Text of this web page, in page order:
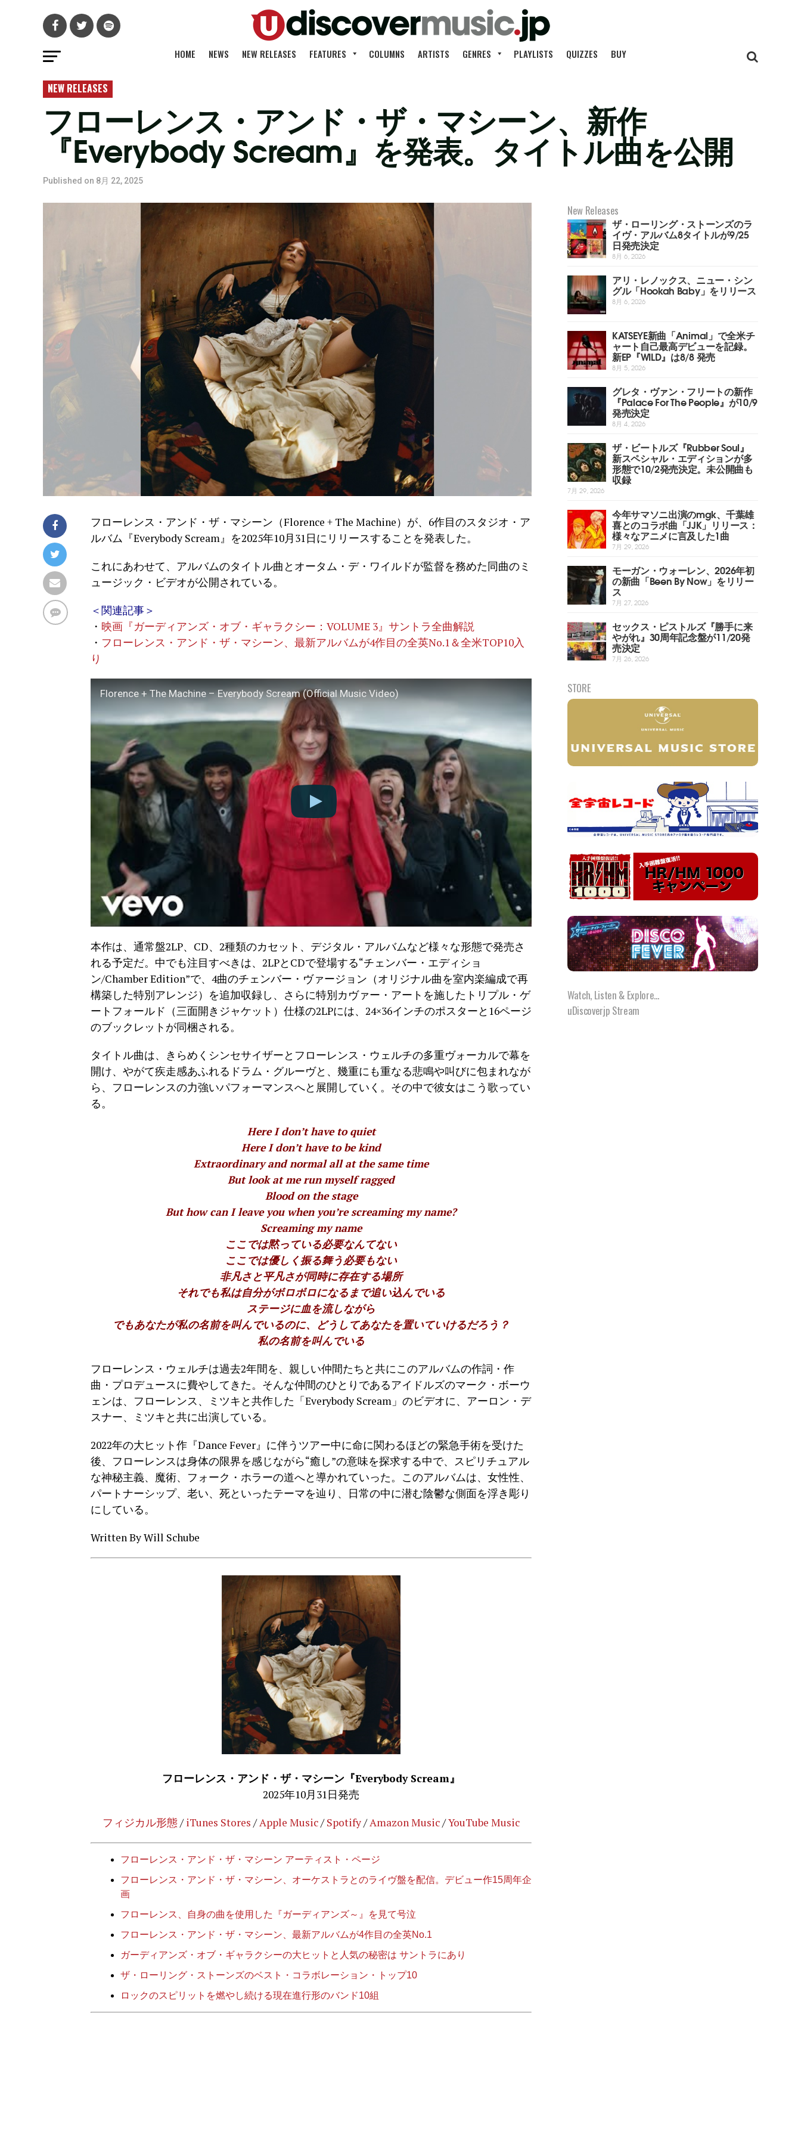
HOME NEWS NEW RELEASES FEATURES COLUMNS ARTISTS GENRES PLAYLISTS QUIZZES BUY
NEW RELEASES
フローレンス・アンド・ザ・マシーン、新作
『Everybody Scream』を発表。タイトル曲を公開
Published on 8月 22, 2025
フローレンス・アンド・ザ・マシーン（Florence + The Machine）が、6作目のスタジオ・ア
ルバム『Everybody Scream』を2025年10月31日にリリースすることを発表した。
これにあわせて、アルバムのタイトル曲とオータム・デ・ワイルドが監督を務めた同曲のミ
ュージック・ビデオが公開されている。
＜関連記事＞
・ 映画『ガーディアンズ・オブ・ギャラクシー：VOLUME 3』サントラ全曲解説
・ フローレンス・アンド・ザ・マシーン、最新アルバムが4作目の全英No.1＆全米TOP10入
り
Florence + The Machine – Everybody Scream (Official Music Video)
本作は、通常盤2LP、CD、2種類のカセット、デジタル・アルバムなど様々な形態で発売さ
れる予定だ。中でも注目すべきは、2LPとCDで登場する“チェンバー・エディショ
ン/Chamber Edition”で、4曲のチェンバー・ヴァージョン（オリジナル曲を室内楽編成で再
構築した特別アレンジ）を追加収録し、さらに特別カヴァー・アートを施したトリプル・ゲ
ートフォールド（三面開きジャケット）仕様の2LPには、24×36インチのポスターと16ページ
のブックレットが同梱される。
タイトル曲は、きらめくシンセサイザーとフローレンス・ウェルチの多重ヴォーカルで幕を
開け、やがて疾走感あふれるドラム・グルーヴと、幾重にも重なる悲鳴や叫びに包まれなが
ら、フローレンスの力強いパフォーマンスへと展開していく。その中で彼女はこう歌ってい
る。
Here I don’t have to quiet
Here I don’t have to be kind
Extraordinary and normal all at the same time
But look at me run myself ragged
Blood on the stage
But how can I leave you when you’re screaming my name?
Screaming my name
ここでは黙っている必要なんてない
ここでは優しく振る舞う必要もない
非凡さと平凡さが同時に存在する場所
それでも私は自分がボロボロになるまで追い込んでいる
ステージに血を流しながら
でもあなたが私の名前を叫んでいるのに、どうしてあなたを置いていけるだろう？
私の名前を叫んでいる
フローレンス・ウェルチは過去2年間を、親しい仲間たちと共にこのアルバムの作詞・作
曲・プロデュースに費やしてきた。そんな仲間のひとりであるアイドルズのマーク・ボーウ
ェンは、フローレンス、ミツキと共作した「Everybody Scream」のビデオに、アーロン・デ
スナー、ミツキと共に出演している。
2022年の大ヒット作『Dance Fever』に伴うツアー中に命に関わるほどの緊急手術を受けた
後、フローレンスは身体の限界を感じながら“癒し”の意味を探求する中で、スピリチュアル
な神秘主義、魔術、フォーク・ホラーの道へと導かれていった。このアルバムは、女性性、
パートナーシップ、老い、死といったテーマを辿り、日常の中に潜む陰鬱な側面を浮き彫り
にしている。
Written By Will Schube
フローレンス・アンド・ザ・マシーン『Everybody Scream』
2025年10月31日発売
フィジカル形態/iTunes Stores /Apple Music/Spotify/Amazon Music/YouTube Music
フローレンス・アンド・ザ・マシーン アーティスト・ページ
フローレンス・アンド・ザ・マシーン、オーケストラとのライヴ盤を配信。デビュー作15周年企
画
フローレンス、自身の曲を使用した『ガーディアンズ～』を見て号泣
フローレンス・アンド・ザ・マシーン、最新アルバムが4作目の全英No.1
ガーディアンズ・オブ・ギャラクシーの大ヒットと人気の秘密は サントラにあり
ザ・ローリング・ストーンズのベスト・コラボレーション・トップ10
ロックのスピリットを燃やし続ける現在進行形のバンド10組
New Releases
ザ・ローリング・ストーンズのラ
イヴ・アルバム8タイトルが9/25
日発売決定
8月 6, 2026
アリ・レノックス、ニュー・シン
グル「Hookah Baby」をリリース
8月 6, 2026
KATSEYE新曲「Animal」で全米チ
ャート自己最高デビューを記録。
新EP『WILD』は8/8 発売
8月 5, 2026
グレタ・ヴァン・フリートの新作
『Palace For The People』が10/9
発売決定
8月 4, 2026
ザ・ビートルズ『Rubber Soul』
新スペシャル・エディションが多
形態で10/2発売決定。未公開曲も
収録
7月 29, 2026
今年サマソニ出演のmgk、千葉雄
喜とのコラボ曲「JJK」リリース：
様々なアニメに言及した1曲
7月 29, 2026
モーガン・ウォーレン、2026年初
の新曲「Been By Now」をリリー
ス
7月 27, 2026
セックス・ピストルズ『勝手に来
やがれ』30周年記念盤が11/20発
売決定
7月 26, 2026
STORE
Watch, Listen & Explore...
uDiscoverjp Stream